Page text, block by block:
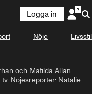
Logga in
Nöje Livsstil
och Matilda Allan
Nöjesreporter: Natalie